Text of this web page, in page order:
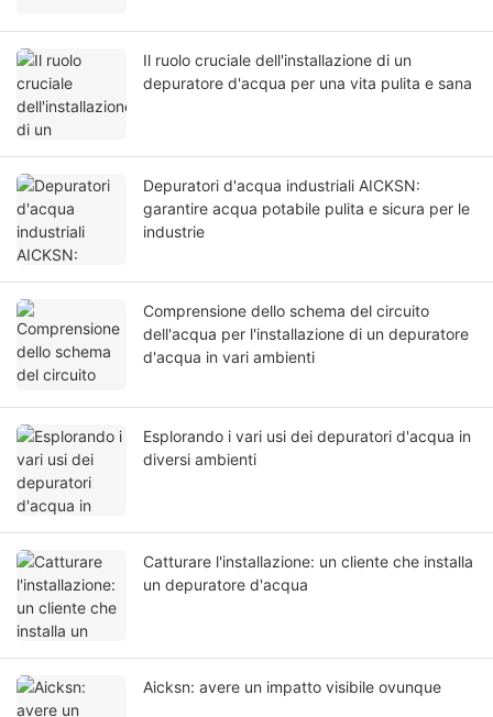
Il ruolo cruciale dell'installazione di un
depuratore d'acqua per una vita pulita e sana
Depuratori d'acqua industriali AICKSN:
garantire acqua potabile pulita e sicura per le
industrie
Comprensione dello schema del circuito
dell'acqua per l'installazione di un depuratore
d'acqua in vari ambienti
Esplorando i vari usi dei depuratori d'acqua in
diversi ambienti
Catturare l'installazione: un cliente che installa
un depuratore d'acqua
Aicksn: avere un impatto visibile ovunque